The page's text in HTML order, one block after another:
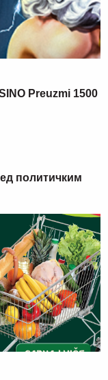
Preuzmi 1500
политичким